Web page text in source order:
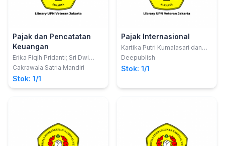
Pajak dan Pencatatan
Keuangan
Erika Fiqih Pridanti; Sri Dwi
Estiningrum
Cakrawala Satria Mandiri
Stok: 1/1
Pajak Internasional
Kartika Putri Kumalasari dan
Nurlita Sukma Alfandia
Deepublish
Stok: 1/1